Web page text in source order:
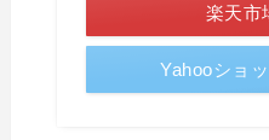
楽天市
Yahooショ